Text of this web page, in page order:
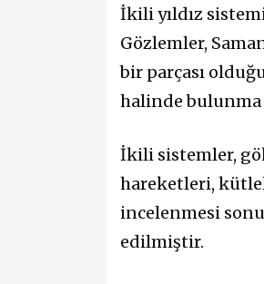
İkili yıldız
Gözlemler,
bir parçası
halinde
İkili sistemler,
hareketleri,
incelenmesi
edilmiştir.